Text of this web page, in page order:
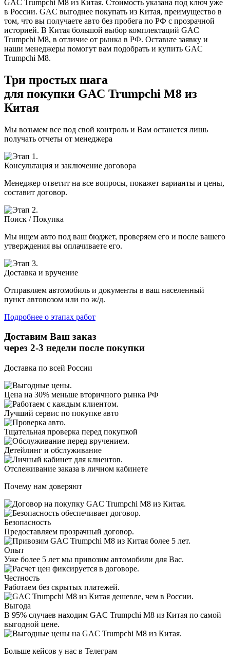
GAC Trumpchi M8 из Китая. Стоимость указана под ключ уже
в России. GAC выгоднее покупать из Китая, преимущество в
том, что вы получаете авто без пробега по РФ с прозрачной
историей. В Китая большой выбор комплектаций GAC
Trumpchi M8, в отличие от рынка в РФ. Оставьте заявку и
наши менеджеры помогут вам подобрать и купить GAC
Trumpchi M8.
Три простых шага
для покупки GAC Trumpchi M8 из
Китая
Мы возьмем все под свой контроль и Вам останется лишь
получать отчеты от менеджера
Консультация и заключение договора
Менеджер ответит на все вопросы, покажет варианты и цены,
составит договор.
Поиск / Покупка
Мы ищем авто под ваш бюджет, проверяем его и после вашего
утверждения вы оплачиваете его.
Доставка и вручение
Отправляем автомобиль и документы в ваш населенный
пункт автовозом или по ж/д.
Подробнее о этапах работ
Доставим Ваш заказ
через 2-3 недели после покупки
Доставка по всей России
Цена на 30% меньше вторичного рынка РФ
Лучший сервис по покупке авто
Тщательная проверка перед покупкой
Детейлинг и обслуживание
Отслеживание заказа в личном кабинете
Почему нам доверяют
Безопасность
Предоставляем прозрачный договор.
Опыт
Уже более 5 лет мы привозим автомобили для Вас.
Честность
Работаем без скрытых платежей.
Выгода
В 95% случаев находим GAC Trumpchi M8 из Китая по самой
выгодной цене.
Больше кейсов у нас в Телеграм